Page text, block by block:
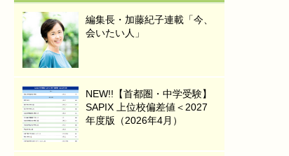
編集長・加藤紀子連載「今、
会いたい人」
NEW!!【首都圏・中学受験】
SAPIX 上位校偏差値＜2027
年度版（2026年4月）